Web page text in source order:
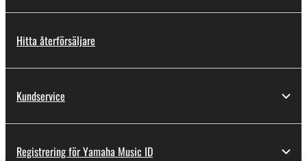
Hitta återförsäljare
Kundservice
Registrering för Yamaha Music ID